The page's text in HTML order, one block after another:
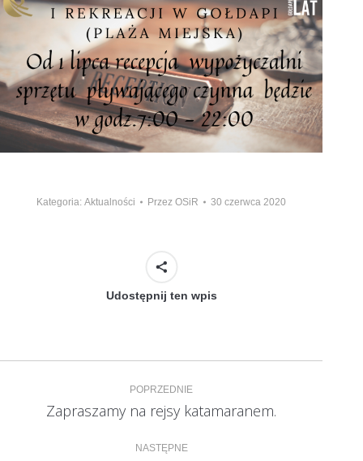
Kategoria: Aktualności Przez OSiR 30 czerwca 2020
Udostępnij ten wpis
Nawigacja
wpisów
POPRZEDNIE
Poprzedni
wpis:
Zapraszamy na rejsy katamaranem.
NASTĘPNE